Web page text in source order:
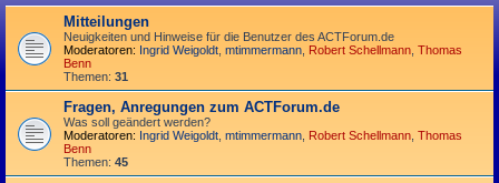
h
Mitteilungen
Neuigkeiten und Hinweise für die Benutzer des ACTForum.de
Moderatoren: Ingrid Weigoldt mtimmermann Robert Schellmann Thomas
Benn
Themen: 31
Fragen, Anregungen zum ACTForum.de
Was soll geändert werden?
Moderatoren: Ingrid Weigoldt mtimmermann Robert Schellmann Thomas
Benn
Themen: 45